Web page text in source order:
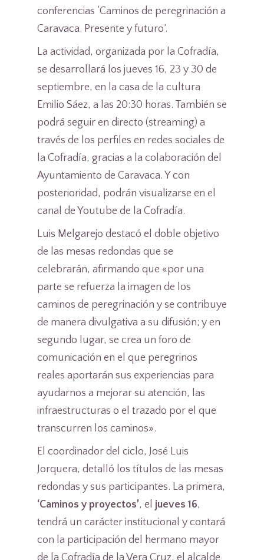
conferencias ‘Caminos de peregrinación a
Caravaca. Presente y futuro’.
La actividad, organizada por la Cofradía,
se desarrollará los jueves 16, 23 y 30 de
septiembre, en la casa de la cultura
Emilio Sáez, a las 20:30 horas. También se
podrá seguir en directo (streaming) a
través de los perfiles en redes sociales de
la Cofradía, gracias a la colaboración del
Ayuntamiento de Caravaca. Y con
posterioridad, podrán visualizarse en el
canal de Youtube de la Cofradía.
Luis Melgarejo destacó el doble objetivo
de las mesas redondas que se
celebrarán, afirmando que «por una
parte se refuerza la imagen de los
caminos de peregrinación y se contribuye
de manera divulgativa a su difusión; y en
segundo lugar, se crea un foro de
comunicación en el que peregrinos
reales aportarán sus experiencias para
ayudarnos a mejorar su atención, las
infraestructuras o el trazado por el que
transcurren los caminos».
El coordinador del ciclo, José Luis
Jorquera, detalló los títulos de las mesas
redondas y sus participantes. La primera,
‘Caminos y proyectos’, el jueves 16,
tendrá un carácter institucional y contará
con la participación del hermano mayor